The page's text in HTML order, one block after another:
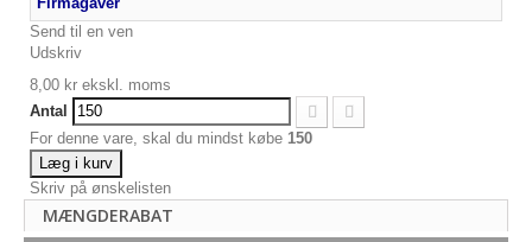
Send til en ven
Udskriv
8,00 kr ekskl. moms
Antal
For denne vare, skal du mindst købe 150
Læg i kurv
Skriv på ønskelisten
MÆNGDERABAT